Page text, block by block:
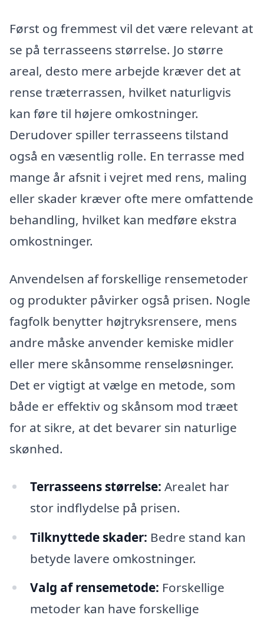
Først og fremmest vil det være relevant at
se på terrasseens størrelse. Jo større
areal, desto mere arbejde kræver det at
rense træterrassen, hvilket naturligvis
kan føre til højere omkostninger.
Derudover spiller terrasseens tilstand
også en væsentlig rolle. En terrasse med
mange år afsnit i vejret med rens, maling
eller skader kræver ofte mere omfattende
behandling, hvilket kan medføre ekstra
omkostninger.
Anvendelsen af forskellige rensemetoder
og produkter påvirker også prisen. Nogle
fagfolk benytter højtryksrensere, mens
andre måske anvender kemiske midler
eller mere skånsomme renseløsninger.
Det er vigtigt at vælge en metode, som
både er effektiv og skånsom mod træet
for at sikre, at det bevarer sin naturlige
skønhed.
Terrasseens størrelse: Arealet har
stor indflydelse på prisen.
Tilknyttede skader: Bedre stand kan
betyde lavere omkostninger.
Valg af rensemetode: Forskellige
metoder kan have forskellige